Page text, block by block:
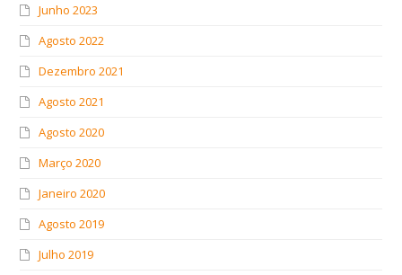
Junho 2023
Agosto 2022
Dezembro 2021
Agosto 2021
Agosto 2020
Março 2020
Janeiro 2020
Agosto 2019
Julho 2019